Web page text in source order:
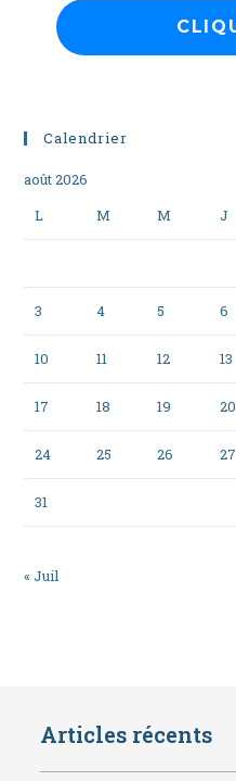
Calendrier
août 2026
L
M M J
3 4 5 6
10 11 12 13
17 18 19 20
24 25 26 27
31
« Juil
Articles récents